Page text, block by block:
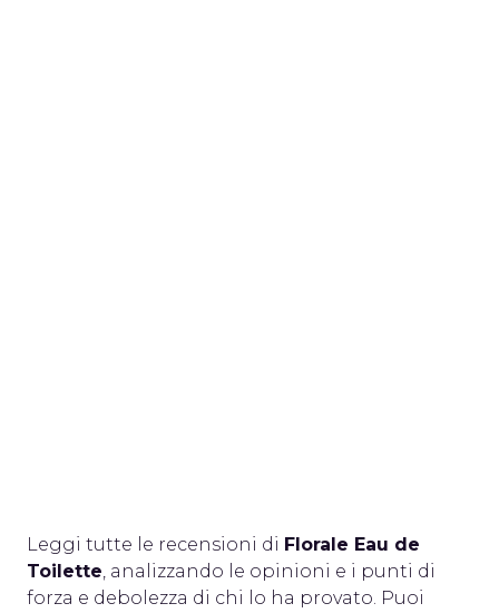
Leggi tutte le recensioni di Florale Eau de
Toilette, analizzando le opinioni e i punti di
forza e debolezza di chi lo ha provato. Puoi